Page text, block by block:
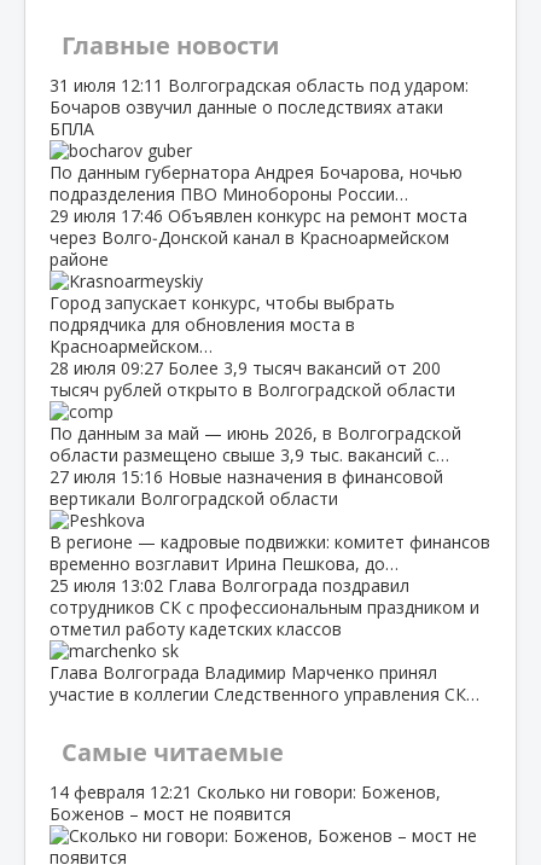
Главные новости
31 июля 12:11 Волгоградская область под ударом:
Бочаров озвучил данные о последствиях атаки
БПЛА
По данным губернатора Андрея Бочарова, ночью
подразделения ПВО Минобороны России…
29 июля 17:46 Объявлен конкурс на ремонт моста
через Волго‑Донской канал в Красноармейском
районе
Город запускает конкурс, чтобы выбрать
подрядчика для обновления моста в
Красноармейском…
28 июля 09:27 Более 3,9 тысяч вакансий от 200
тысяч рублей открыто в Волгоградской области
По данным за май — июнь 2026, в Волгоградской
области размещено свыше 3,9 тыс. вакансий с…
27 июля 15:16 Новые назначения в финансовой
вертикали Волгоградской области
В регионе — кадровые подвижки: комитет финансов
временно возглавит Ирина Пешкова, до…
25 июля 13:02 Глава Волгограда поздравил
сотрудников СК с профессиональным праздником и
отметил работу кадетских классов
Глава Волгограда Владимир Марченко принял
участие в коллегии Следственного управления СК…
Самые читаемые
14 февраля 12:21 Сколько ни говори: Боженов,
Боженов – мост не появится